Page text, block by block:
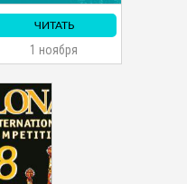
ЧИТАТЬ
1 ноября